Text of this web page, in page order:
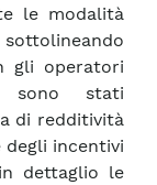
le modalità
gli operatori
sono stati
di redditività
incentivi
dettaglio le